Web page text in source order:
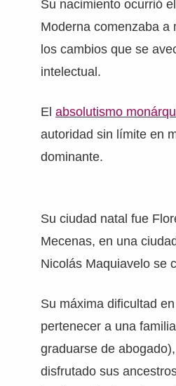
Su nacimiento ocurrió
Moderna comenzaba a
los cambios que se
intelectual.
Elabsolutismo
autoridad sin límite en
dominante.
Su ciudad natal fue
Mecenas, en una
Nicolás Maquiavelo se
Su máxima dificultad
pertenecer a una
graduarse de
disfrutado sus